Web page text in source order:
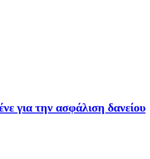
δανείου